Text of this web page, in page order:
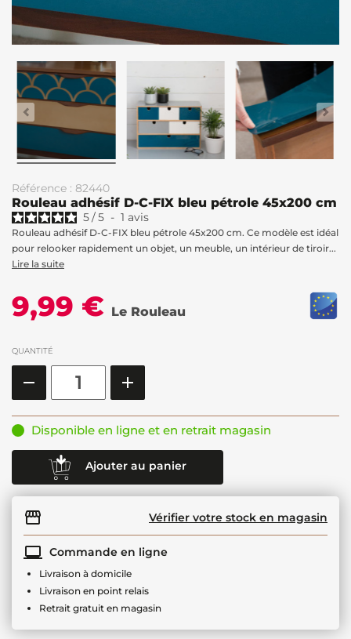
Référence : 82440
Rouleau adhésif D-C-FIX bleu pétrole 45x200 cm
5/5 - 1 avis
Rouleau adhésif D-C-FIX bleu pétrole 45x200 cm. Ce modèle est idéal
pour relooker rapidement un objet, un meuble, un intérieur de tiroir...
Lire la suite
9,99 € Le Rouleau
QUANTITÉ
Disponible en ligne et en retrait magasin
Ajouter au panier
Vérifier votre stock en magasin
Commande en ligne
Livraison à domicile
Livraison en point relais
Retrait gratuit en magasin